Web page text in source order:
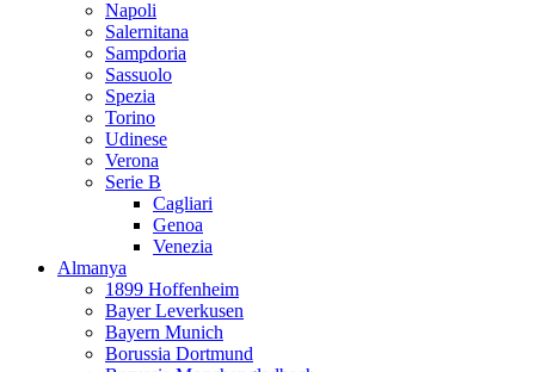
Napoli
Salernitana
Sampdoria
Sassuolo
Spezia
Torino
Udinese
Verona
Serie B
Cagliari
Genoa
Venezia
Almanya
1899 Hoffenheim
Bayer Leverkusen
Bayern Munich
Borussia Dortmund